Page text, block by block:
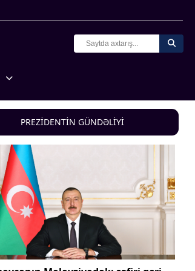
PREZİDENTİN GÜNDƏLİYİ